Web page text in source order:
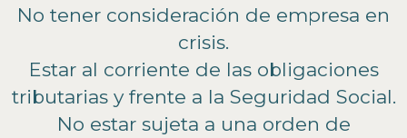
No tener consideración de empresa en
crisis.
Estar al corriente de las obligaciones
tributarias y frente a la Seguridad Social.
No estar sujeta a una orden de